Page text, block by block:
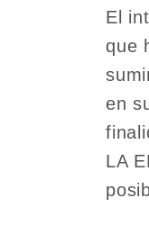
El
que
en
LA